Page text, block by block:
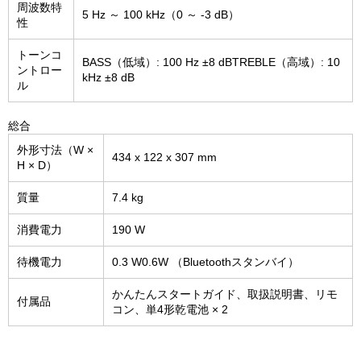
周波数特
性
5 Hz ～ 100 kHz（0 ～ -3 dB）
トーンコ
ントロー
ル
BASS（低域）: 100 Hz ±8 dBTREBLE（高域）: 10
kHz ±8 dB
総合
外形寸法（W ×
H × D）
434 x 122 x 307 mm
質量 7.4 kg
消費電力 190 W
待機電力 0.3 W0.6W （Bluetoothスタンバイ）
付属品
かんたんスタートガイド、取扱説明書、リモ
コン、単4形乾電池 × 2